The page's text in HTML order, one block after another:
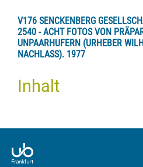
V176 SENCKENBERG
2540 - ACHT FOTOS VON
UNPAARHUFERN (URHEBER
NACHLASS). 1977
Inhalt